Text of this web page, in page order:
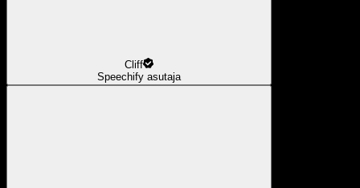
Cliff
Speechify asutaja